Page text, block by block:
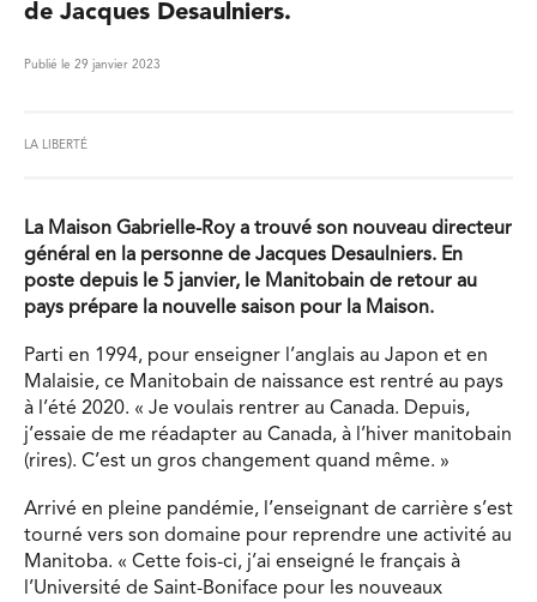
de Jacques Desaulniers.
Publié le 29 janvier 2023
LA LIBERTÉ
La Maison Gabrielle-Roy a trouvé son nouveau directeur
général en la personne de Jacques Desaulniers. En
poste depuis le 5 janvier, le Manitobain de retour au
pays prépare la nouvelle saison pour la Maison.
Parti en 1994, pour enseigner l’anglais au Japon et en
Malaisie, ce Manitobain de naissance est rentré au pays
à l’été 2020. « Je voulais rentrer au Canada. Depuis,
j’essaie de me réadapter au Canada, à l’hiver manitobain
(rires). C’est un gros changement quand même. »
Arrivé en pleine pandémie, l’enseignant de carrière s’est
tourné vers son domaine pour reprendre une activité au
Manitoba. « Cette fois-ci, j’ai enseigné le français à
l’Université de Saint-Boniface pour les nouveaux